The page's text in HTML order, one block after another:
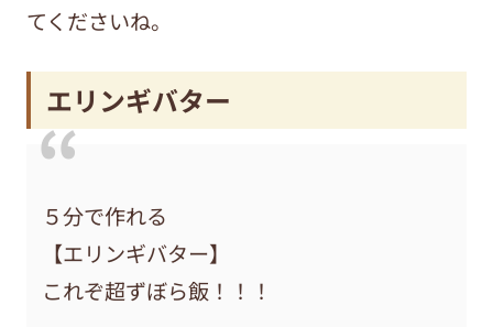
てくださいね。
エリンギバター
５分で作れる
【エリンギバター】
これぞ超ずぼら飯！！！